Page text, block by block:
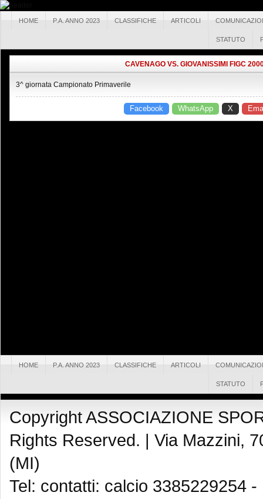
HOME P.A. ANNO 2023 CLASSIFICHE ARTICOLI
STATUTO
CAVENAGO VS. GIOVANISSIMI FIGC
3^ giornata Campionato Primaverile
Facebook WhatsApp X
HOME P.A. ANNO 2023 CLASSIFICHE ARTICOLI
STATUTO
Copyright ASSOCIAZIONE
Rights Reserved. | Via Mazzini,
(MI)
Tel: contatti: calcio 3385229254